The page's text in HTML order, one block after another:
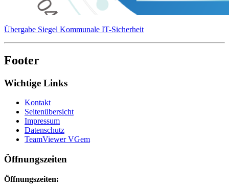
Übergabe Siegel Kommunale IT-Sicherheit
Footer
Wichtige Links
Kontakt
Seitenübersicht
Impressum
Datenschutz
TeamViewer VGem
Öffnungszeiten
Öffnungszeiten: